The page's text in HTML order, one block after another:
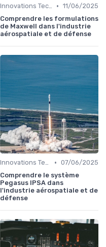
Innovations Technologiques • 11/06/2025
Comprendre les formulations
de Maxwell dans l'industrie
aérospatiale et de défense
Innovations Technologiques • 07/06/2025
Comprendre le système
Pegasus IPSA dans
l'industrie aérospatiale et de
défense